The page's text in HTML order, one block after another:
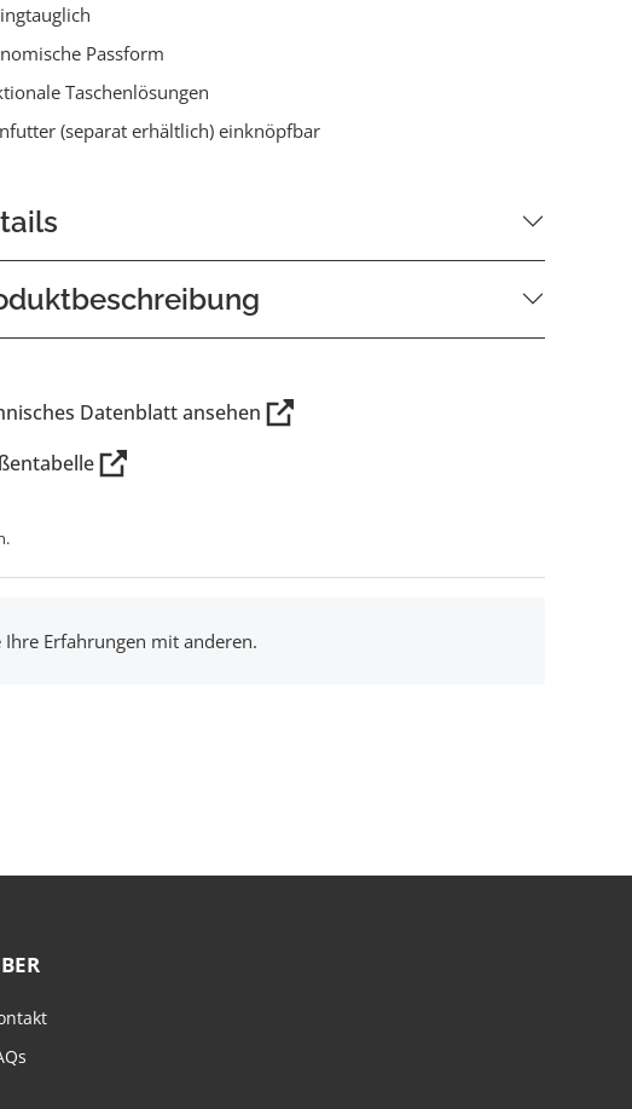
Passform
Taschenlösungen
(separat erhältlich) einknöpfbar
Datenblatt ansehen
Erfahrungen mit anderen.